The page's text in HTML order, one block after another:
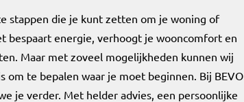
stappen die je kunt zetten om je woning of
bespaart energie, verhoogt je wooncomfort en
Maar met zoveel mogelijkheden kunnen wij
om te bepalen waar je moet beginnen. Bij BEVO
je verder. Met helder advies, een persoonlijke